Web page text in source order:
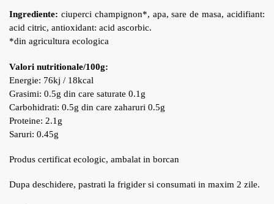
Ingrediente: ciuperci champignon*, apa, sare de masa, acidifiant:
acid citric, antioxidant: acid ascorbic.
*din agricultura ecologica
Valori nutritionale/100g:
Energie: 76kj / 18kcal
Grasimi: 0.5g din care saturate 0.1g
Carbohidrati: 0.5g din care zaharuri 0.5g
Proteine: 2.1g
Saruri: 0.45g
Produs certificat ecologic, ambalat in borcan
Dupa deschidere, pastrati la frigider si consumati in maxim 2 zile.